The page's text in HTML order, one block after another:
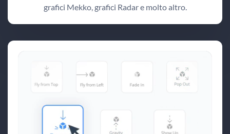
grafici Mekko, grafici Radar e molto altro.